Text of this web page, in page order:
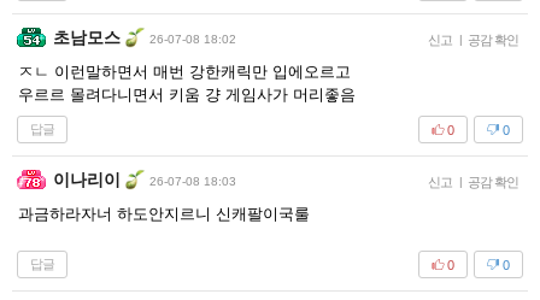
초남모스 26-07-08 18:02 신고 | 공감 확인
ㅈㄴ 이런말하면서 매번 강한캐릭만 입에오르고
우르르 몰려다니면서 키움 걍 게임사가 머리좋음
답글 0
0
이나리이 26-07-08 18:03 신고 | 공감 확인
과금하라자너 하도안지르니 신캐팔이국룰
답글 0
0